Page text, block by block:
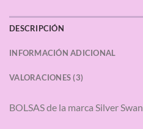
DESCRIPCIÓN
INFORMACIÓN ADICIONAL
VALORACIONES (3)
BOLSAS de la marca Silver Swan